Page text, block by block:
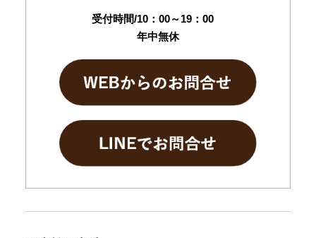
受付時間/10：00～19：00
年中無休